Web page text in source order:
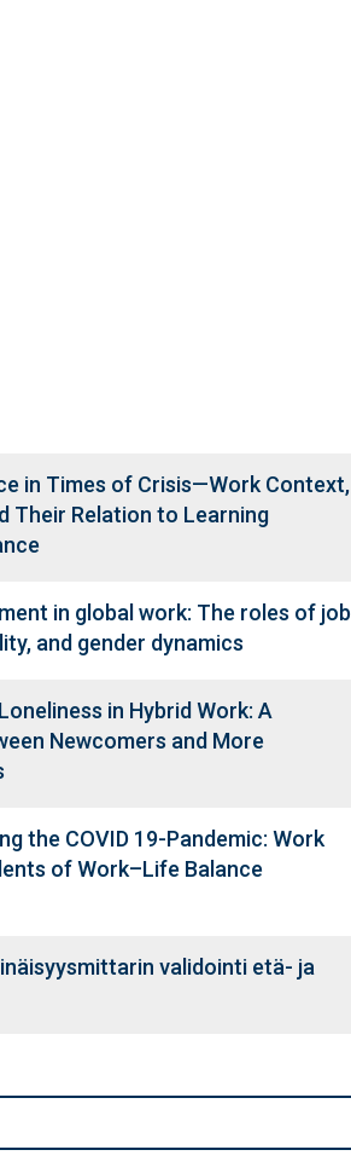
in Times of Crisis—Work Context,
Their Relation to Learning
in global work: The roles of job
and gender dynamics
in Hybrid Work: A
Newcomers and More
the COVID 19-Pandemic: Work
of Work–Life Balance
validointi etä- ja